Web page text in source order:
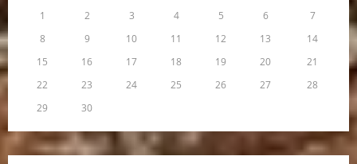
1
2 3 4 5 6
7
8
9 10 11 12 13
14
15
16 17 18 19 20
21
22
23 24 25 26 27
28
29
30